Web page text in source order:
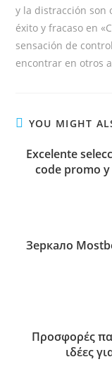
y la distracción son
éxito y fracaso en
sensación de
encontrar en otros
YOU MIGHT
Excelente
code promo
Зеркало
Προσφορές
ιδέες